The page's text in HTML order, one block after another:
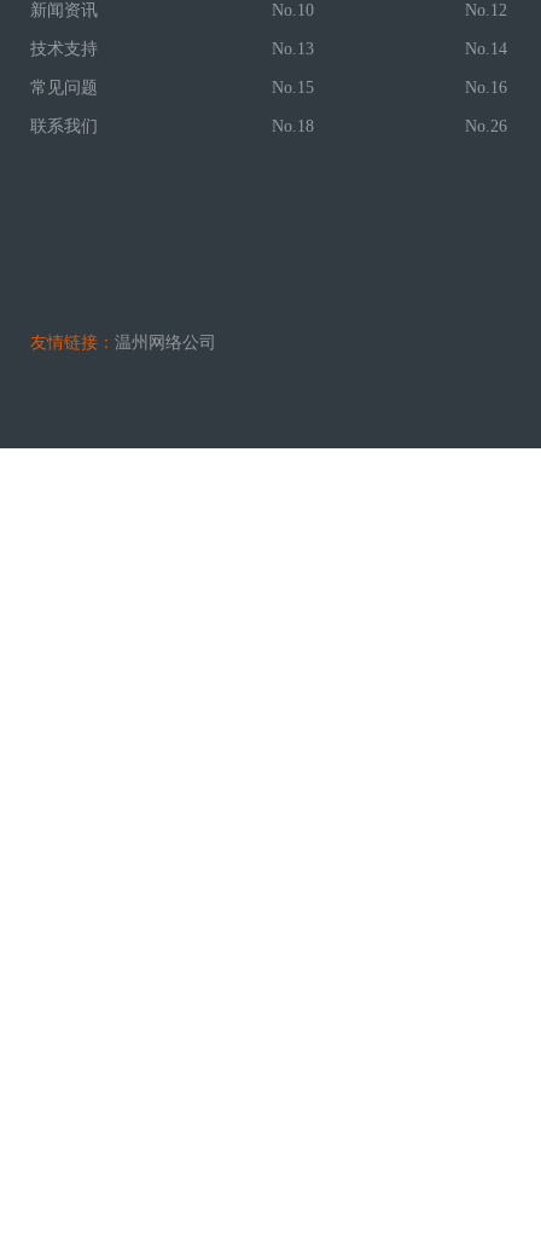
新闻资讯
技术支持
常见问题
联系我们
No.10 No.12
No.13 No.14
No.15 No.16
No.18 No.26
友情链接： 温州网络公司